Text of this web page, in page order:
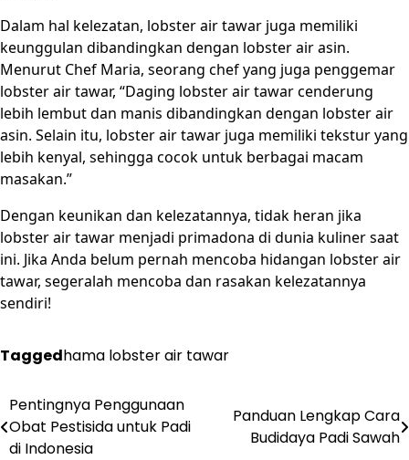
Dalam hal kelezatan, lobster air tawar juga memiliki
keunggulan dibandingkan dengan lobster air asin.
Menurut Chef Maria, seorang chef yang juga penggemar
lobster air tawar, “Daging lobster air tawar cenderung
lebih lembut dan manis dibandingkan dengan lobster air
asin. Selain itu, lobster air tawar juga memiliki tekstur yang
lebih kenyal, sehingga cocok untuk berbagai macam
masakan.”
Dengan keunikan dan kelezatannya, tidak heran jika
lobster air tawar menjadi primadona di dunia kuliner saat
ini. Jika Anda belum pernah mencoba hidangan lobster air
tawar, segeralah mencoba dan rasakan kelezatannya
sendiri!
Taggedhama lobster air tawar
Post
navigation
Pentingnya Penggunaan
Obat Pestisida untuk Padi
di Indonesia
Panduan Lengkap Cara
Budidaya Padi Sawah